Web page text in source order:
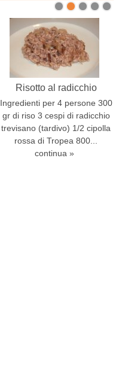
1 2 3 4 5
Risotto al radicchio
Ingredienti per 4 persone 300
gr di riso 3 cespi di radicchio
trevisano (tardivo) 1/2 cipolla
rossa di Tropea 800...
continua »